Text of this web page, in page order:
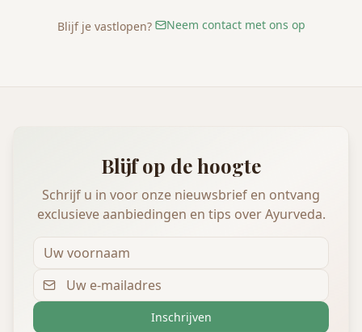
Blijf je vastlopen? Neem contact met ons op
Blijf op de hoogte
Schrijf u in voor onze nieuwsbrief en ontvang
exclusieve aanbiedingen en tips over Ayurveda.
Inschrijven